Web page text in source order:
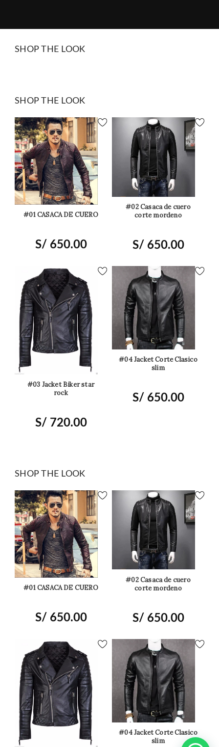
SHOP THE LOOK
SHOP THE LOOK
#01 CASACA DE CUERO
S/ 650.00
#02 Casaca de cuero
corte mordeno
S/ 650.00
#03 Jacket Biker star
rock
S/ 720.00
#04 Jacket Corte Clasico
slim
S/ 650.00
SHOP THE LOOK
#01 CASACA DE CUERO
S/ 650.00
#02 Casaca de cuero
corte mordeno
S/ 650.00
#04 Jacket Corte Clasico
slim